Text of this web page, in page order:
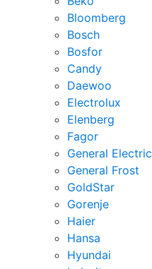
Bloomberg
Bosch
Bosfor
Candy
Daewoo
Electrolux
Elenberg
Fagor
General Electric
General Frost
GoldStar
Gorenje
Haier
Hansa
Hyundai